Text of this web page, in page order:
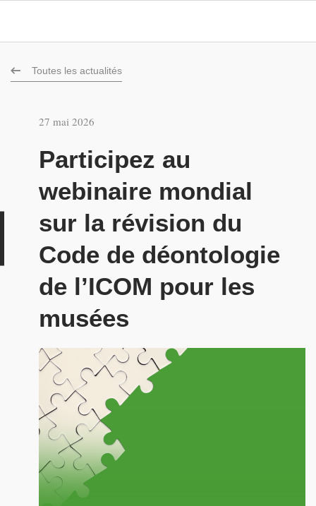
Toutes les actualités
27 mai 2026
Participez au
webinaire mondial
sur la révision du
Code de déontologie
de l’ICOM pour les
musées